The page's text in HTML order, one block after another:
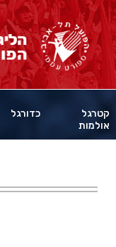
קטרגל
אולמות
כדורגל